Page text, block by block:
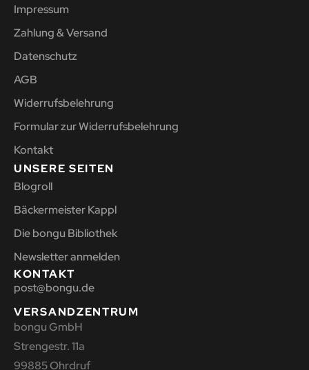
Impressum
Zahlung & Versand
Datenschutz
AGB
Widerrufsbelehrung
Formular zur Widerrufsbelehrung
Kontakt
UNSERE SEITEN
Blogroll
Bäckermeister Kappl
Die bongu Bibliothek
Newsletter anmelden
KONTAKT
post@bongu.de
VERSANDZENTRUM
bongu GmbH
Strengestr. 11a
99885 Ohrdruf